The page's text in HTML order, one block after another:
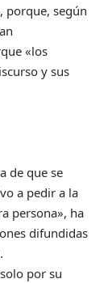
, porque, según
«los
y sus
de que se
a pedir a la
persona», ha
difundidas
por su